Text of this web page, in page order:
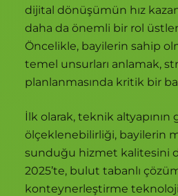
dijital dönüşümün hız
daha da önemli bir rol
Öncelikle, bayilerin sahip
temel unsurları anlamak,
planlanmasında kritik bir
İlk olarak, teknik altyapının
ölçeklenebilirliği, bayilerin
sunduğu hizmet kalitesini
2025’te, bulut tabanlı
konteynerleştirme